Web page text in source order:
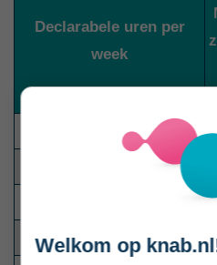
Declarabele uren per
week
Minder dan 16 uur
32 tot 40 uur
Welkom op